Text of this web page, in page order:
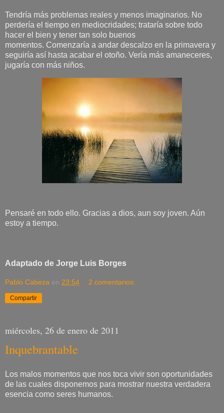
Tendría más problemas reales y menos imaginarios. No
perdería el tiempo en mediocridades; trataría sobre todo
hacer el bien y tener tan solo buenos
momentos. Comenzaría a andar descalzo en la primavera y
seguiría así hasta acabar el otoño. Vería más amaneceres,
jugaría con más niños.
Pensaré en todo ello. Gracias a dios, aun soy joven. Aún
estoy a tiempo.
Adaptado de Jorge Luis Borges
Pablo Cabeza en 23:54 2 comentarios:
Compartir
miércoles, 26 de enero de 2011
Inquebrantable
Los malos momentos que nos toca vivir son oportunidades
de las cuales disponemos para mostrar nuestra verdadera
esencia como seres humanos.